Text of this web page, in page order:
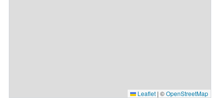
Leaflet | ©OpenStreetMap